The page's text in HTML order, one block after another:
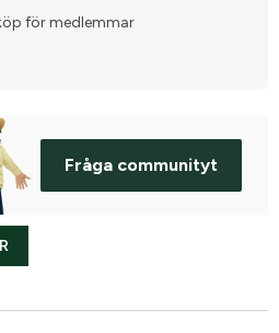
för medlemmar
Fråga communityt